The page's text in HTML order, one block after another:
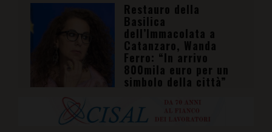
Restauro della
Basilica
dell’Immacolata a
Catanzaro, Wanda
Ferro: “In arrivo
800mila euro per un
simbolo della città”